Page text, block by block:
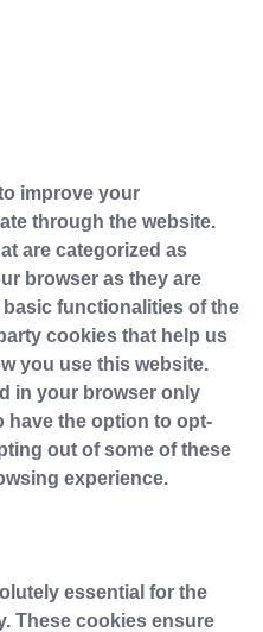
improve your
through the website.
are categorized as
browser as they are
functionalities of the
cookies that help us
you use this website.
in your browser only
have the option to opt-
out of some of these
experience.
essential for the
These cookies ensure